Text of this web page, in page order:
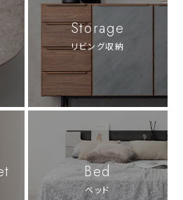
Storage
リビング収納
Bed
ベッド